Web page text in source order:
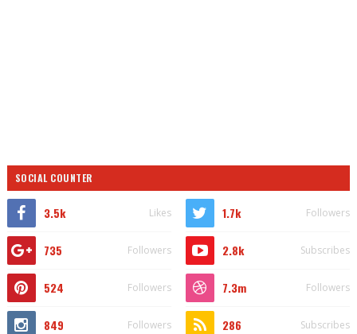
SOCIAL COUNTER
3.5k Likes 1.7k Followers
735 Followers 2.8k Subscribes
524 Followers 7.3m Followers
849 Followers 286 Subscribes